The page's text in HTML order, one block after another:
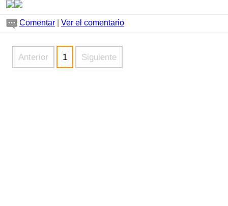
Comentar Ver el comentario
Anterior 1 Siguiente